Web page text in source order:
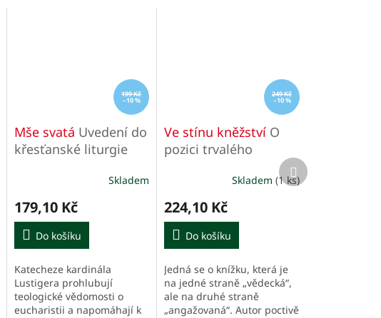
199 Kč
–10 %
Mše svatá Uvedení do
křesťanské liturgie
produktu
je
5,0
z
5
hvězdiček.
Skladem
179,10 Kč
Do košíku
Katecheze kardinála
Lustigera prohlubují
teologické vědomosti o
eucharistii a napomáhají k
249 Kč
–10 %
Ve stínu kněžství O
pozici trvalého
jáhenství v českých a
moravských
farnostech
Skladem (1 ks)
224,10 Kč
Do košíku
Jedná se o knížku, která je
na jedné straně „vědecká“,
ale na druhé straně
„angažovaná“. Autor poctivě
Další
produkt